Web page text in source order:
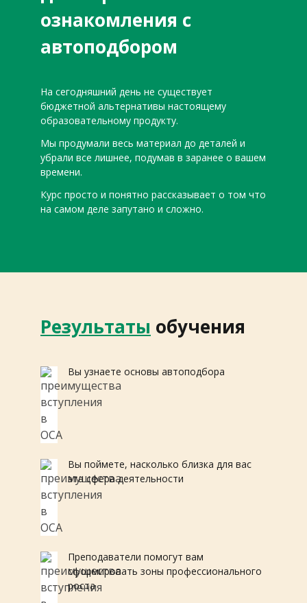
ознакомления с
автоподбором
На сегодняшний день не существует
бюджетной альтернативы настоящему
образовательному продукту.
Мы продумали весь материал до деталей и
убрали все лишнее, подумав в заранее о вашем
времени.
Курс просто и понятно рассказывает о том что
на самом деле запутано и сложно.
Результаты обучения
Вы узнаете основы автоподбора
Вы поймете, насколько близка для вас
эта сфера деятельности
Преподаватели помогут вам
сформировать зоны профессионального
роста